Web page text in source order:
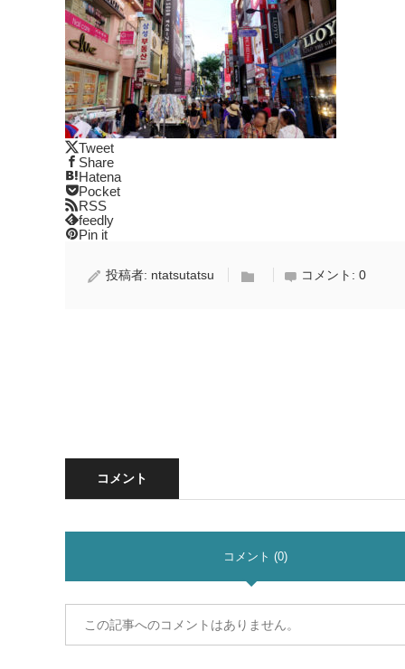
Tweet
Share
Hatena
Pocket
RSS
feedly
Pin it
投稿者: ntatsutatsu コメント: 0
コメント
コメント (0)
この記事へのコメントはありません。